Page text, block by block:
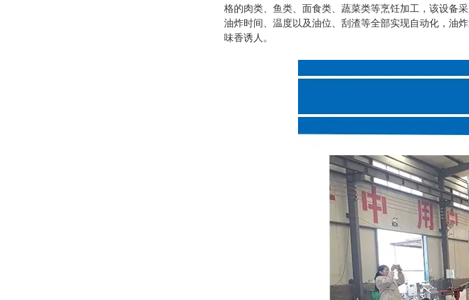
格的肉类、鱼类、面食类、蔬菜类等烹饪加工，该设备
油炸时间、温度以及油位、刮渣等全部实现自动化，油
味香诱人。